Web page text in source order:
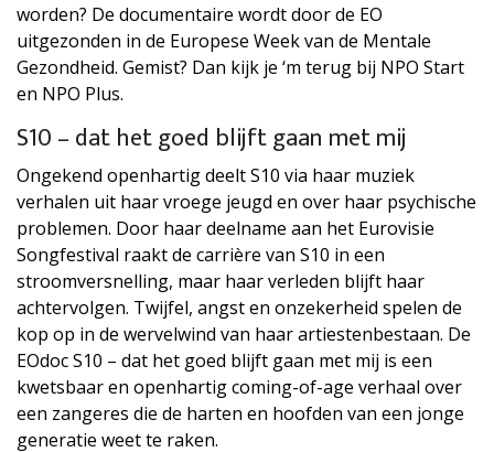
worden? De documentaire wordt door de EO
uitgezonden in de Europese Week van de Mentale
Gezondheid. Gemist? Dan kijk je ‘m terug bij NPO Start
en NPO Plus.
S10 – dat het goed blijft gaan met mij
Ongekend openhartig deelt S10 via haar muziek
verhalen uit haar vroege jeugd en over haar psychische
problemen. Door haar deelname aan het Eurovisie
Songfestival raakt de carrière van S10 in een
stroomversnelling, maar haar verleden blijft haar
achtervolgen. Twijfel, angst en onzekerheid spelen de
kop op in de wervelwind van haar artiestenbestaan. De
EOdoc S10 – dat het goed blijft gaan met mij is een
kwetsbaar en openhartig coming-of-age verhaal over
een zangeres die de harten en hoofden van een jonge
generatie weet te raken.